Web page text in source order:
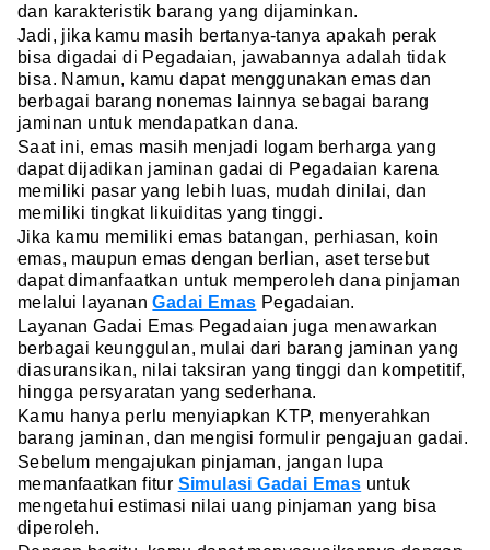
dan karakteristik barang yang dijaminkan.
Jadi, jika kamu masih bertanya-tanya apakah perak
bisa digadai di Pegadaian, jawabannya adalah tidak
bisa. Namun, kamu dapat menggunakan emas dan
berbagai barang nonemas lainnya sebagai barang
jaminan untuk mendapatkan dana.
Saat ini, emas masih menjadi logam berharga yang
dapat dijadikan jaminan gadai di Pegadaian karena
memiliki pasar yang lebih luas, mudah dinilai, dan
memiliki tingkat likuiditas yang tinggi.
Jika kamu memiliki emas batangan, perhiasan, koin
emas, maupun emas dengan berlian, aset tersebut
dapat dimanfaatkan untuk memperoleh dana pinjaman
melalui layananGadai Emas Pegadaian.
Layanan Gadai Emas Pegadaian juga menawarkan
berbagai keunggulan, mulai dari barang jaminan yang
diasuransikan, nilai taksiran yang tinggi dan kompetitif,
hingga persyaratan yang sederhana.
Kamu hanya perlu menyiapkan KTP, menyerahkan
barang jaminan, dan mengisi formulir pengajuan gadai.
Sebelum mengajukan pinjaman, jangan lupa
memanfaatkan fitur Simulasi Gadai Emas untuk
mengetahui estimasi nilai uang pinjaman yang bisa
diperoleh.